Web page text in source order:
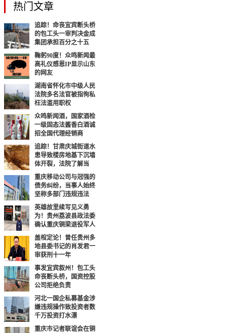
热门文章
追踪！命丧宜宾断头桥
的包工头一审判决金成
集团承担百分之十五
鞠躬90度！众鸣新闻最
高礼仪感恩IP显示山东
的网友
湖南省怀化市中级人民
法院多名法官被指徇私
枉法滥用职权
众鸣新闻酒，国家酒检
一级固态法酱香白酒诚
招全国代理经销商
追踪！甘肃庆城街道水
患导致楼房地基下沉墙
体开裂，法院了解当
重庆移动公司与冠强的
债务纠纷，当事人始终
坚称多部门违规违法
英雄故里续写见义勇
为！贵州荔波县政法委
确认重庆铜梁退役军人
盖棺定论！曾任贵州多
地县委书记的肖发君一
审获刑十一年
事发宜宾叙州！包工头
命丧断头桥，国资控股
公司拒绝负责
河北一国企私募基金涉
嫌违规操作致投资者数
千万投资打水漂
重庆市记者联谊会在铜